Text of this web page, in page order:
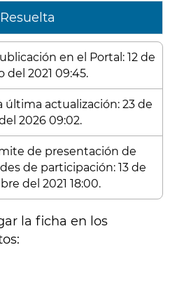
Resuelta
en el Portal: 12 de
del 2021 09:45.
última actualización: 23 de
2026 09:02.
de presentación de
de participación: 13 de
del 2021 18:00.
la ficha en los